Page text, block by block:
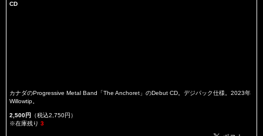
CD
カナダのProgressive Metal Band「The Anchoret」のDebut CD。デジパック仕様。2023年
Willowtip。
2,500円 （税込2,750円）
※在庫残り 3